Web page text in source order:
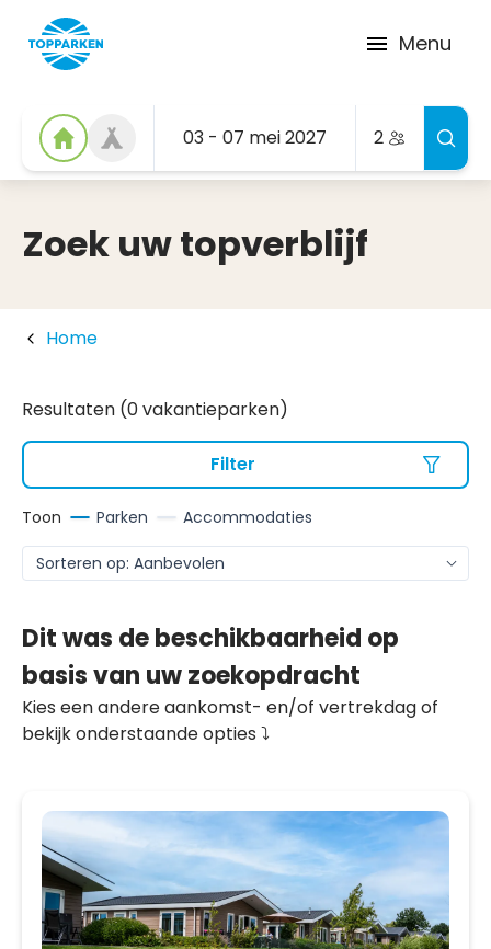
Menu
03 - 07 mei 2027 2
Zoek uw topverblijf
Home
Resultaten (0 vakantieparken)
Filter
Toon Parken Accommodaties
Dit was de beschikbaarheid op
basis van uw zoekopdracht
Kies een andere aankomst- en/of vertrekdag of
bekijk onderstaande opties ⤵️